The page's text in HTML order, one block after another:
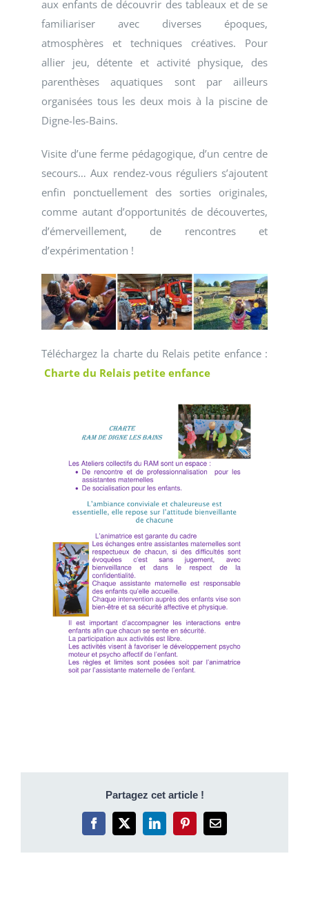
aux enfants de découvrir des tableaux et de se
familiariser avec diverses époques,
atmosphères et techniques créatives. Pour
allier jeu, détente et activité physique, des
parenthèses aquatiques sont par ailleurs
organisées tous les deux mois à la piscine de
Digne-les-Bains.
Visite d’une ferme pédagogique, d’un centre de
secours… Aux rendez-vous réguliers s’ajoutent
enfin ponctuellement des sorties originales,
comme autant d’opportunités de découvertes,
d’émerveillement, de rencontres et
d’expérimentation !
Téléchargez la charte du Relais petite enfance :
Charte du Relais petite enfance
Partagez cet article !
Facebook
X LinkedInPinterestEmail